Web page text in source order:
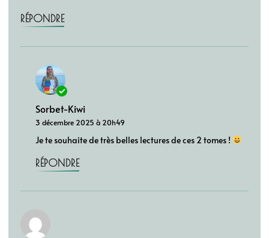
RÉPONDRE
Sorbet-Kiwi
3 décembre 2025 à 20h49
Je te souhaite de très belles lectures de ces 2 tomes !
RÉPONDRE